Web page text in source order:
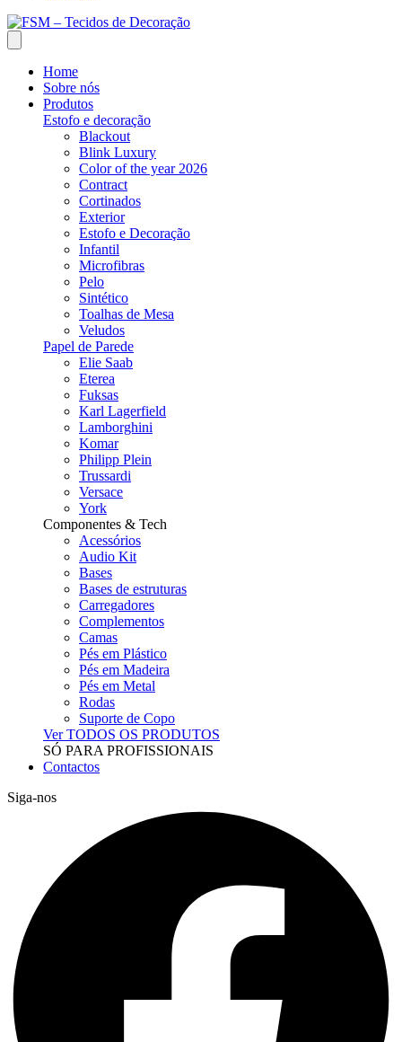
Home
Sobre nós
Produtos
Estofo e decoração
Blackout
Blink Luxury
Color of the year 2026
Contract
Cortinados
Exterior
Estofo e Decoração
Infantil
Microfibras
Pelo
Sintético
Toalhas de Mesa
Veludos
Papel de Parede
Elie Saab
Eterea
Fuksas
Karl Lagerfield
Lamborghini
Komar
Philipp Plein
Trussardi
Versace
York
Componentes & Tech
Acessórios
Audio Kit
Bases
Bases de estruturas
Carregadores
Complementos
Camas
Pés em Plástico
Pés em Madeira
Pés em Metal
Rodas
Suporte de Copo
Ver TODOS OS PRODUTOS
SÓ PARA PROFISSIONAIS
Contactos
Siga-nos